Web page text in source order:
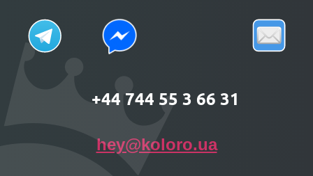
+44 744 55 3 66 31
hey@koloro.ua